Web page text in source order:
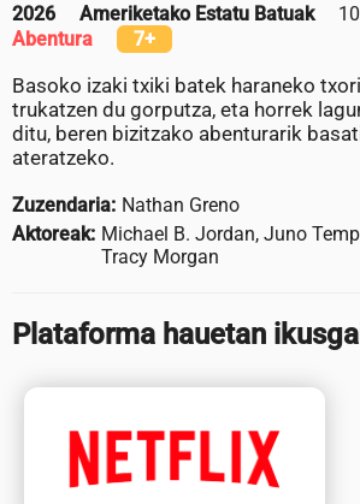
2026 Ameriketako Estatu Batuak
Abentura
7+
Basoko izaki txiki batek haraneko
trukatzen du gorputza, eta horrek
ditu, beren bizitzako abenturarik
ateratzeko.
Zuzendaria: Nathan Greno
Aktoreak: Michael B. Jordan, Juno
Tracy Morgan
Plataforma hauetan